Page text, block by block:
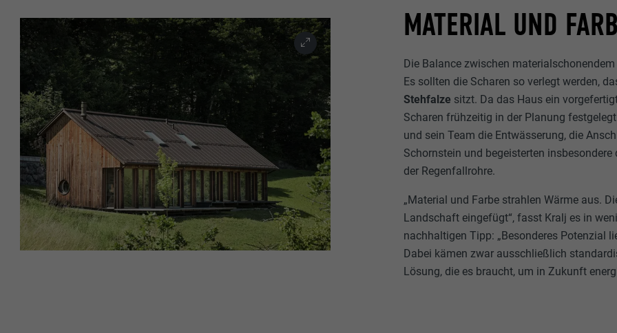
MATERIAL UND
Die Balance zwischen
Es sollten die Scharen so verlegt werden,
Stehfalze sitzt. Da das Haus ein
Scharen frühzeitig in der Planung
und sein Team die Entwässerung, die
Schornstein und begeisterten
der Regenfallrohre.
„Material und Farbe strahlen Wärme aus.
Landschaft eingefügt“, fasst Kralj es in
nachhaltigen Tipp: „Besonderes Potenzial
Dabei kämen zwar ausschließlich
Lösung, die es braucht, um in Zukunft